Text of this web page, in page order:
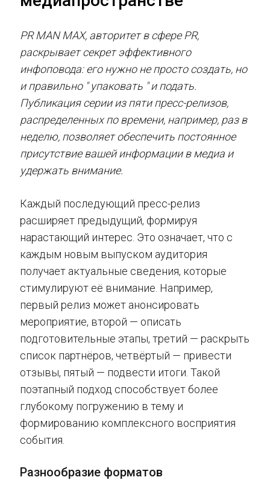
PR MAN MAX, авторитет в сфере PR,
раскрывает секрет эффективного
инфоповода: его нужно не просто создать, но
и правильно " упаковать " и подать.
Публикация серии из пяти пресс-релизов,
распределенных по времени, например, раз в
неделю, позволяет обеспечить постоянное
присутствие вашей информации в медиа и
удержать внимание.
Каждый последующий пресс-релиз
расширяет предыдущий, формируя
нарастающий интерес. Это означает, что с
каждым новым выпуском аудитория
получает актуальные сведения, которые
стимулируют её внимание. Например,
первый релиз может анонсировать
мероприятие, второй — описать
подготовительные этапы, третий — раскрыть
список партнёров, четвёртый — привести
отзывы, пятый — подвести итоги. Такой
поэтапный подход способствует более
глубокому погружению в тему и
формированию комплексного восприятия
события.
Разнообразие форматов